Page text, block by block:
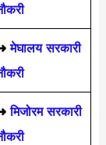
मेघालय सरकारी
मिजोरम सरकारी